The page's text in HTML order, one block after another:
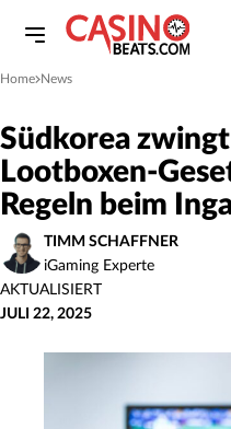
Home
»News
Südkorea
Lootboxen-
Regeln beim
TIMM SCHAFFNER
iGaming Experte
AKTUALISIERT
JULI 22, 2025